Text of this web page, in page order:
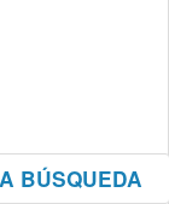
BÚSQUEDA